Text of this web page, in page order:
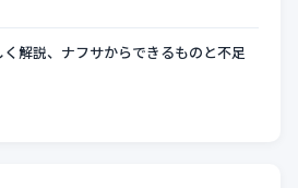
解説、ナフサからできるものと不足